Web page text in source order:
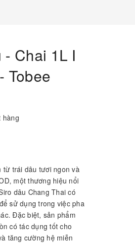
Chai 1L I
Tobee
hàng
từ trái dâu tươi ngon và
một thương hiệu nổi
dâu Chang Thai có
sử dụng trong việc pha
Đặc biệt, sản phẩm
có tác dụng tốt cho
tăng cường hệ miễn